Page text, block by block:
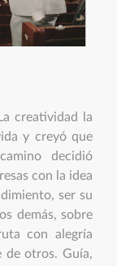
creatividad la
y creyó que
decidió
con la idea
ser su
demás, sobre
con alegría
de otros. Guía,